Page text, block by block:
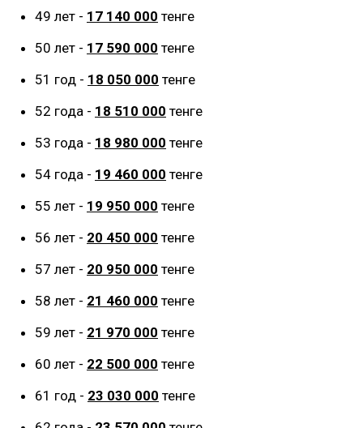
49 лет - 17 140 000 тенге
50 лет - 17 590 000 тенге
51 год - 18 050 000 тенге
52 года - 18 510 000 тенге
53 года - 18 980 000 тенге
54 года - 19 460 000 тенге
55 лет - 19 950 000 тенге
56 лет - 20 450 000 тенге
57 лет - 20 950 000 тенге
58 лет - 21 460 000 тенге
59 лет - 21 970 000 тенге
60 лет - 22 500 000 тенге
61 год - 23 030 000 тенге